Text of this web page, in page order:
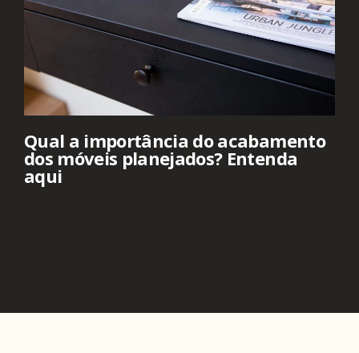
Qual a importância do acabamento
dos móveis planejados? Entenda
aqui